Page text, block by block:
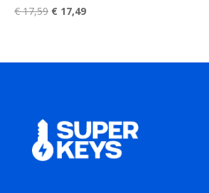
€17,59 Oorspronkelijke
€ 17,49Huidige